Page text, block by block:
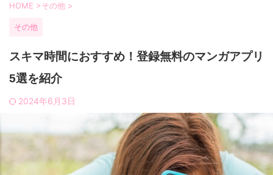
HOME >その他 >
その他
スキマ時間におすすめ！登録無料のマンガアプリ
5選を紹介
2024年6月3日